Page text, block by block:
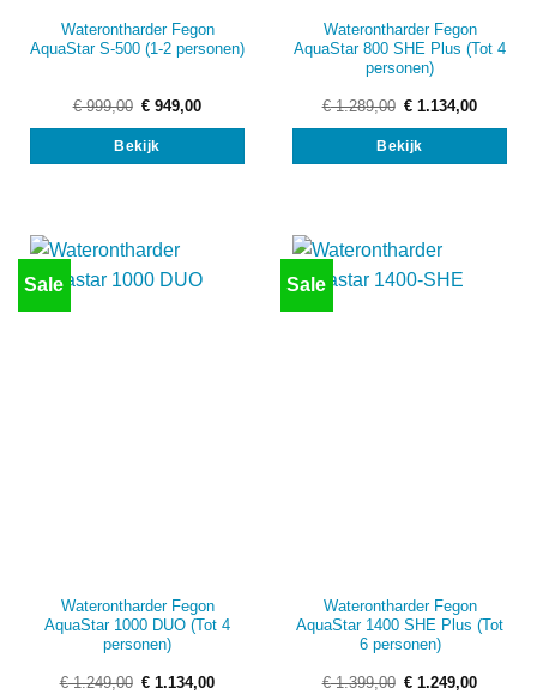
Waterontharder Fegon
AquaStar S-500 (1-2 personen)
€999,00 Oorspronkelijke
was:
€ 999,00.
€ 949,00Huidige
is:
Bekijk
Waterontharder Fegon
AquaStar 800 SHE Plus (Tot 4
personen)
€1.289,00 Oorspronkelijke
was:
€ 1.289,00.
€ 1.134,00Huidige
is:
Bekijk
Sale
Waterontharder Fegon
AquaStar 1000 DUO (Tot 4
personen)
€1.249,00 Oorspronkelijke
€ 1.134,00Huidige
Sale
Waterontharder Fegon
AquaStar 1400 SHE Plus (Tot
6 personen)
€1.399,00 Oorspronkelijke
€ 1.249,00Huidige